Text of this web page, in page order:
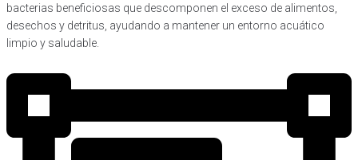
bacterias beneficiosas que descomponen el exceso de alimentos,
desechos y detritus, ayudando a mantener un entorno acuático
limpio y saludable.